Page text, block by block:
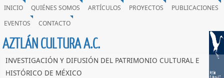
INICIO QUIÉNES SOMOS ARTÍCULOS PROYECTOS
PUBLICACIONES
EVENTOS
CONTACTO
AZTLÁN CULTURA A.C.
INVESTIGACIÓN Y DIFUSIÓN DEL PATRIMONIO CULTURAL E
HISTÓRICO DE MÉXICO